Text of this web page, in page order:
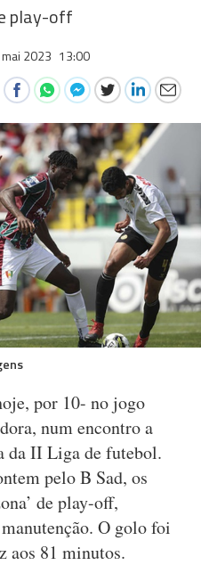
play-off
2023 13:00
por 10- no jogo
num encontro a
da II Liga de futebol.
pelo B Sad, os
de play-off,
O golo foi
aos 81 minutos.